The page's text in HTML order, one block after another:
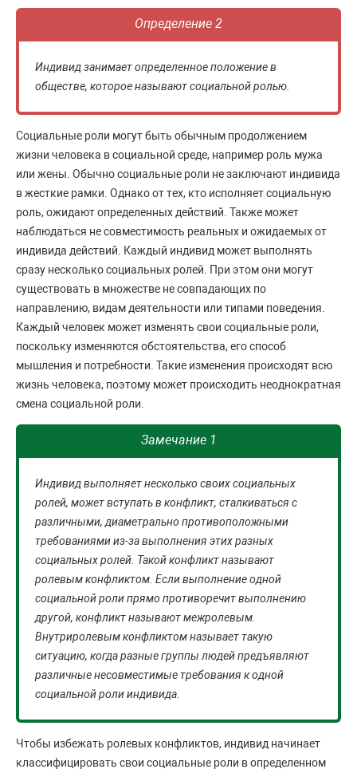
Определение 2
Индивид занимает определенное положение в
обществе, которое называют социальной ролью.
Социальные роли могут быть обычным продолжением
жизни человека в социальной среде, например роль мужа
или жены. Обычно социальные роли не заключают индивида
в жесткие рамки. Однако от тех, кто исполняет социальную
роль, ожидают определенных действий. Также может
наблюдаться не совместимость реальных и ожидаемых от
индивида действий. Каждый индивид может выполнять
сразу несколько социальных ролей. При этом они могут
существовать в множестве не совпадающих по
направлению, видам деятельности или типами поведения.
Каждый человек может изменять свои социальные роли,
поскольку изменяются обстоятельства, его способ
мышления и потребности. Такие изменения происходят всю
жизнь человека, поэтому может происходить неоднократная
смена социальной роли.
Замечание 1
Индивид выполняет несколько своих социальных
ролей, может вступать в конфликт, сталкиваться с
различными, диаметрально противоположными
требованиями из-за выполнения этих разных
социальных ролей. Такой конфликт называют
ролевым конфликтом. Если выполнение одной
социальной роли прямо противоречит выполнению
другой, конфликт называют межролевым.
Внутриролевым конфликтом называет такую
ситуацию, когда разные группы людей предъявляют
различные несовместимые требования к одной
социальной роли индивида.
Чтобы избежать ролевых конфликтов, индивид начинает
классифицировать свои социальные роли в определенном